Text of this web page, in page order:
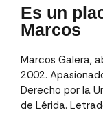
Es un
Marcos
Marcos Galera,
2002.
Derecho por la
de Lérida.